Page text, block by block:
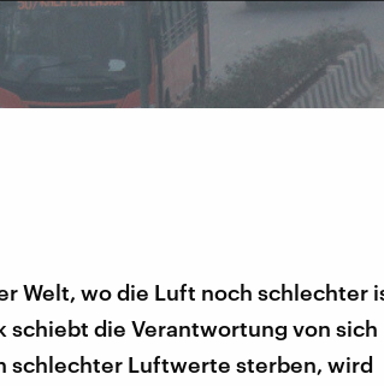
Welt, wo die Luft noch schlechter
schiebt die Verantwortung von sich
schlechter Luftwerte sterben, wird